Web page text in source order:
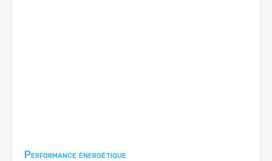
Performance énergétique